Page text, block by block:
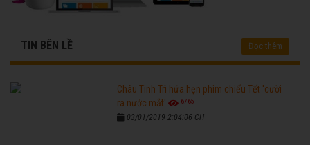
TIN BÊN LỀ Đọc thêm
Châu Tinh Trì hứa hẹn phim chiếu Tết 'cười
ra nước mắt'
6765
03/01/2019 2:04:06 CH